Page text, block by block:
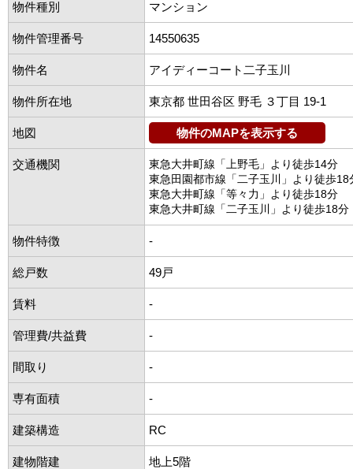
物件種別 マンション
物件管理番号 14550635
物件名 アイディーコート二子玉川
物件所在地 東京都 世田谷区 野毛 ３丁目 19-1
地図 物件のMAPを表示する
交通機関
東急大井町線「上野毛」より徒歩14分
東急田園都市線「二子玉川」より徒歩18
東急大井町線「等々力」より徒歩18分
東急大井町線「二子玉川」より徒歩18分
物件特徴 -
総戸数 49戸
賃料 -
管理費/共益費 -
間取り -
専有面積 -
建築構造 RC
建物階建 地上5階